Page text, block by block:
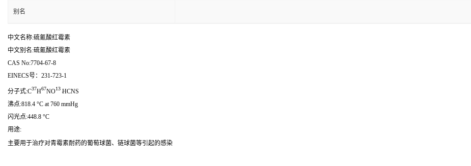
别名
中文名称:硫氰酸红霉素
中文别名:硫氰酸红霉素
CAS No:7704-67-8
EINECS号：231-723-1
分子式:C37H67NO13 .HCNS
沸点:818.4 °C at 760 mmHg
闪光点:448.8 °C
用途:
主要用于治疗对青霉素耐药的葡萄球菌、链球菌等引起的感染